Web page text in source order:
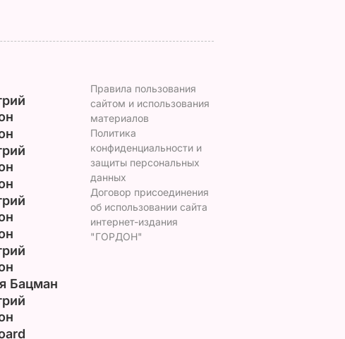
Бацман
Правила пользования
сайтом и использования
материалов
Политика
конфиденциальности и
защиты персональных
данных
Договор присоединения
об использовании сайта
интернет-издания
"ГОРДОН"